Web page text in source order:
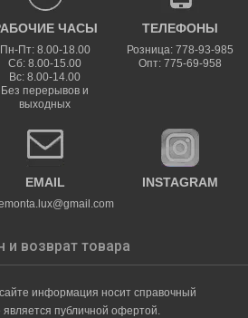
ЧАСЫ
Пн-Пт: 8.00-18.00
Сб: 8.00-15.00
Вс: 8.00-14.00
Без перерывов и
выходных
ТЕЛЕФОНЫ
Розница: 778-93-985
Опт: 775-69-958
EMAIL INSTAGRAM
и возврат товара
информация носит справочный
является публичной офертой.